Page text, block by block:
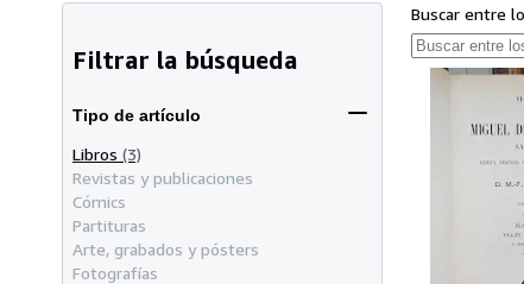
Filtrar la búsqueda
Tipo de artículo
Libros (3)
Revistas y publicaciones
Cómics
Partituras
Arte, grabados y pósters
Fotografías
Buscar entre